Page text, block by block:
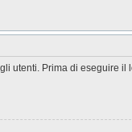
utenti. Prima di eseguire il